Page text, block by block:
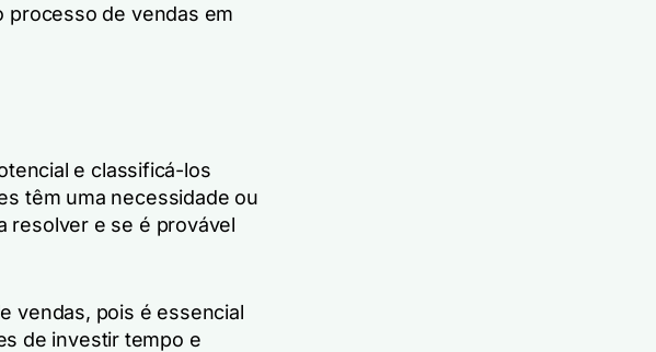
processo de vendas em
e classificá-los
têm uma necessidade ou
resolver e se é provável
vendas, pois é essencial
de investir tempo e